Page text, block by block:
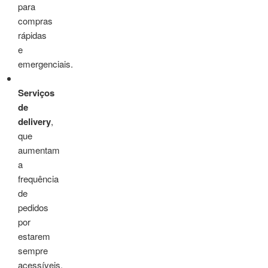
para
compras
rápidas
e
emergenciais.
Serviços
de
delivery,
que
aumentam
a
frequência
de
pedidos
por
estarem
sempre
acessíveis.